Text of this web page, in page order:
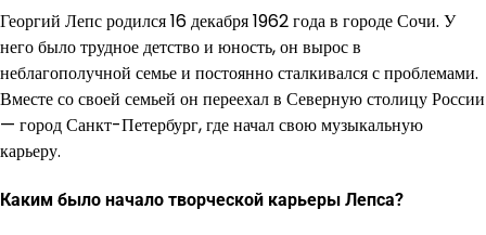
Георгий Лепс родился 16 декабря 1962 года в городе Сочи. У
него было трудное детство и юность, он вырос в
неблагополучной семье и постоянно сталкивался с проблемами.
Вместе со своей семьей он переехал в Северную столицу России
— город Санкт-Петербург, где начал свою музыкальную
карьеру.
Каким было начало творческой карьеры Лепса?